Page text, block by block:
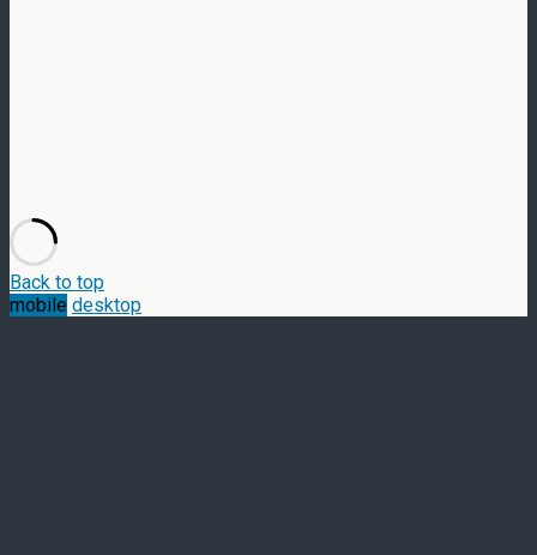
Back to top
mobile desktop